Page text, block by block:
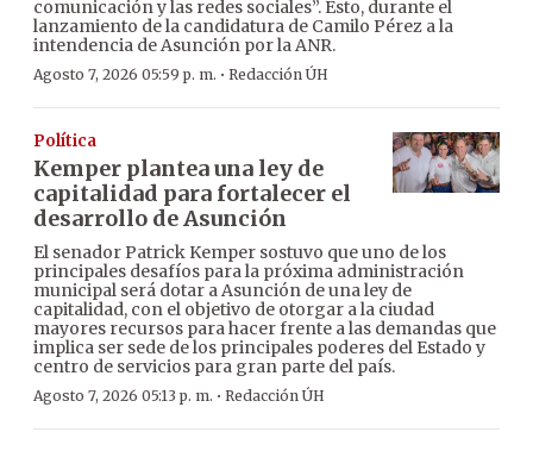
comunicación y las redes sociales”. Esto, durante el
lanzamiento de la candidatura de Camilo Pérez a la
intendencia de Asunción por la ANR.
Agosto 7, 2026 05:59 p. m. · Redacción ÚH
Política
Kemper plantea una ley de
capitalidad para fortalecer el
desarrollo de Asunción
El senador Patrick Kemper sostuvo que uno de los
principales desafíos para la próxima administración
municipal será dotar a Asunción de una ley de
capitalidad, con el objetivo de otorgar a la ciudad
mayores recursos para hacer frente a las demandas que
implica ser sede de los principales poderes del Estado y
centro de servicios para gran parte del país.
Agosto 7, 2026 05:13 p. m. · Redacción ÚH